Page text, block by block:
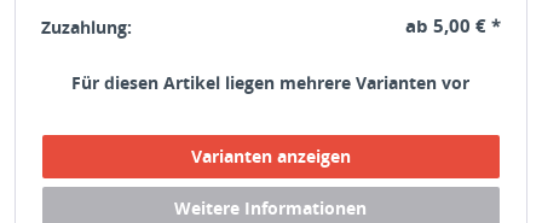
Zuzahlung: ab 5,00 € *
Für diesen Artikel liegen mehrere Varianten vor